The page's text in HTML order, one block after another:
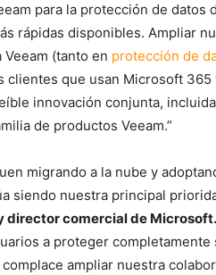
para la protección de
rápidas disponibles. Ampliar
(tanto en protección de
clientes que usan Microsoft
innovación conjunta,
de productos Veeam.”
migrando a la nube y
siendo nuestra principal
director comercial de Microsoft.
a proteger
ampliar nuestra